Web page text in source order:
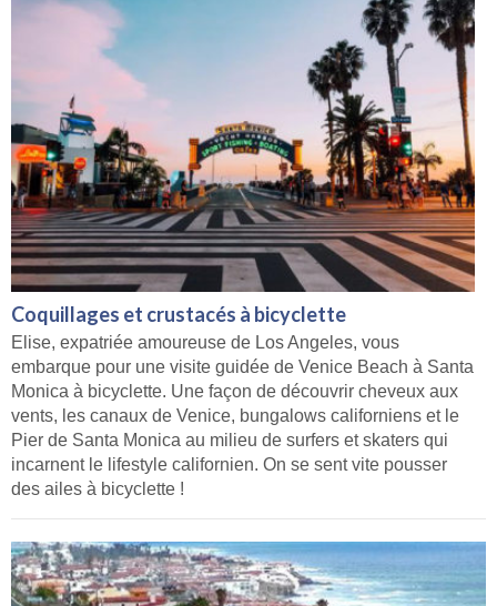
Coquillages et crustacés à bicyclette
Elise, expatriée amoureuse de Los Angeles, vous
embarque pour une visite guidée de Venice Beach à Santa
Monica à bicyclette. Une façon de découvrir cheveux aux
vents, les canaux de Venice, bungalows californiens et le
Pier de Santa Monica au milieu de surfers et skaters qui
incarnent le lifestyle californien. On se sent vite pousser
des ailes à bicyclette !